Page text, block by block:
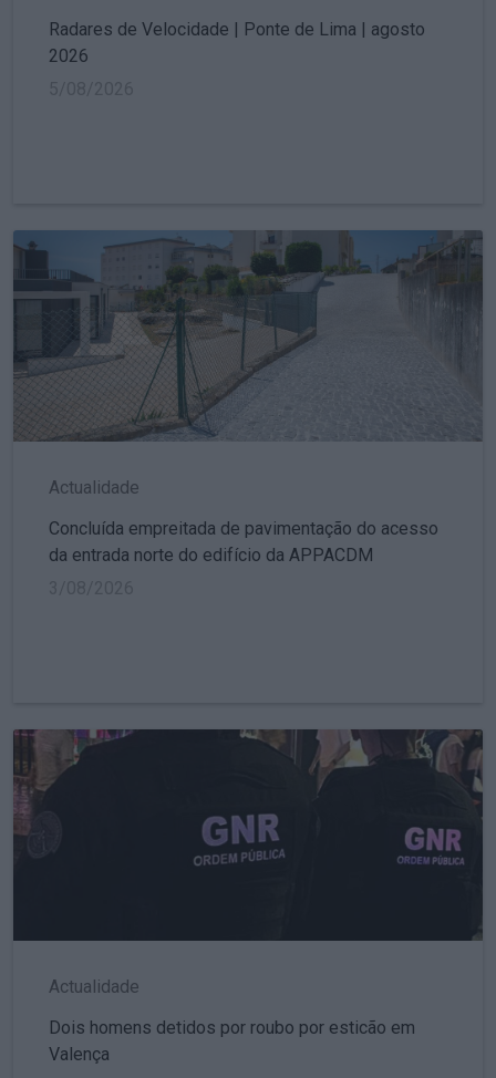
Radares de Velocidade | Ponte de Lima | agosto
2026
Actualidade
Concluída empreitada de pavimentação do acesso
da entrada norte do edifício da APPACDM
Actualidade
Dois homens detidos por roubo por esticão em
Valença